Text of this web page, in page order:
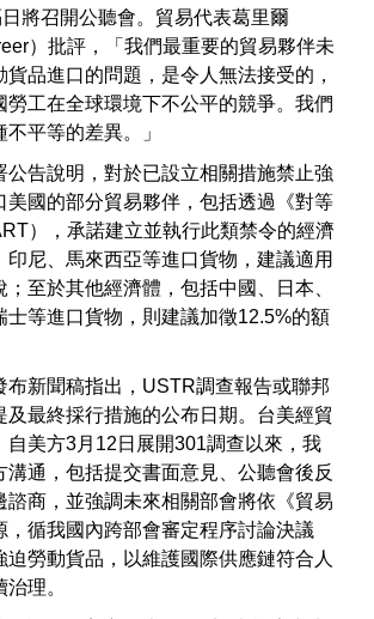
將召開公聽會。貿易代表葛里爾
）批評，「我們最重要的貿易夥伴未
品進口的問題，是令人無法接受的，
勞工在全球環境下不公平的競爭。我們
平等的差異。」
公告說明，對於已設立相關措施禁止強
美國的部分貿易夥伴，包括透過《對等
），承諾建立並執行此類禁令的經濟
印尼、馬來西亞等進口貨物，建議適用
；至於其他經濟體，包括中國、日本、
士等進口貨物，則建議加徵12.5%的額
布新聞稿指出，USTR調查報告或聯邦
及最終採行措施的公布日期。台美經貿
自美方3月12日展開301調查以來，我
溝通，包括提交書面意見、公聽會後反
諮商，並強調未來相關部會將依《貿易
，循我國內跨部會審定程序討論決議
迫勞動貨品，以維護國際供應鏈符合人
理。